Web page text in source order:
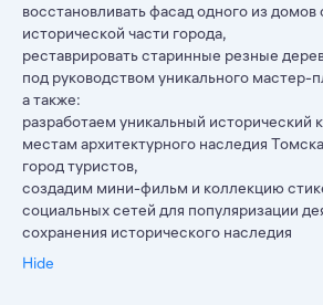
восстановливать фасад одного из
исторической части города,
реставрировать старинные резные
под руководством уникального мастер-
а также:
разработаем уникальный исторический
местам архитектурного наследия
город туристов,
создадим мини-фильм и коллекцию
социальных сетей для популяризации
сохранения исторического наследия
Hide